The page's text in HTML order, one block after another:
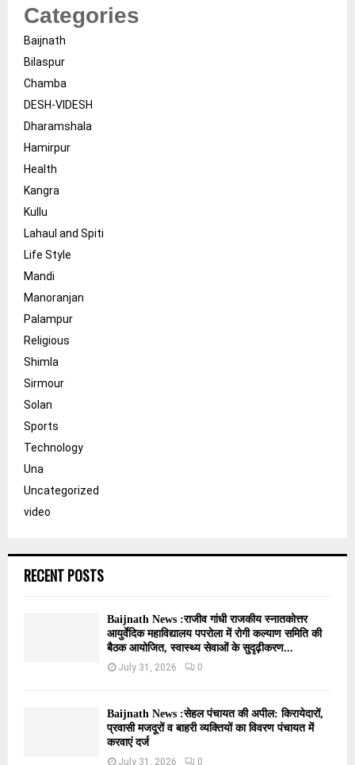
Categories
Baijnath
Bilaspur
Chamba
DESH-VIDESH
Dharamshala
Hamirpur
Health
Kangra
Kullu
Lahaul and Spiti
Life Style
Mandi
Manoranjan
Palampur
Religious
Shimla
Sirmour
Solan
Sports
Technology
Una
Uncategorized
video
RECENT POSTS
Baijnath News :राजीव गांधी राजकीय स्नातकोत्तर
आयुर्वेदिक महाविद्यालय पपरोला में रोगी कल्याण समिति की
बैठक आयोजित, स्वास्थ्य सेवाओं के सुदृढ़ीकरण...
July 31, 2026 0
Baijnath News :सेहल पंचायत की अपील: किरायेदारों,
प्रवासी मजदूरों व बाहरी व्यक्तियों का विवरण पंचायत में
करवाएं दर्ज
July 31, 2026 0